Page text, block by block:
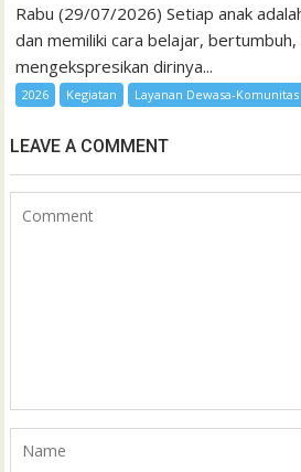
Rabu (29/07/2026) Setiap anak
dan memiliki cara belajar,
mengekspresikan dirinya...
2026 Kegiatan Layanan Dewasa-Komunitas
LEAVE A COMMENT